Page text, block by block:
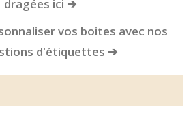
dragées ici ➔
vos boites avec nos
d'étiquettes ➔